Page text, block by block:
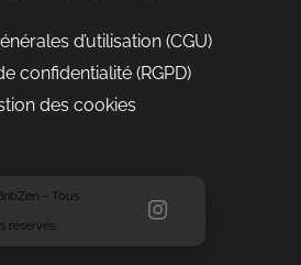
d’utilisation(CGU)
confidentialité (RGPD)
des cookies
– Tous
réservés.